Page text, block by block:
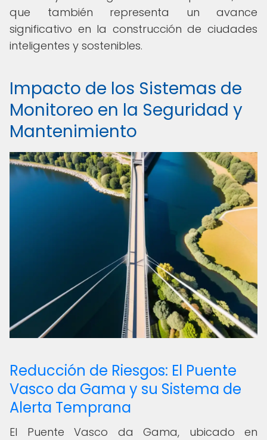
que también representa un avance
significativo en la construcción de ciudades
inteligentes y sostenibles.
Impacto de los Sistemas de
Monitoreo en la Seguridad y
Mantenimiento
Reducción de Riesgos: El Puente
Vasco da Gama y su Sistema de
Alerta Temprana
El Puente Vasco da Gama, ubicado en